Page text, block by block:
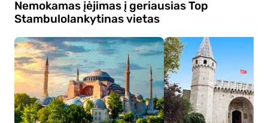
tradiciniais šokių pasirodymais.
Nemokamas įėjimas į geriausias Top
Stambulolankytinas vietas